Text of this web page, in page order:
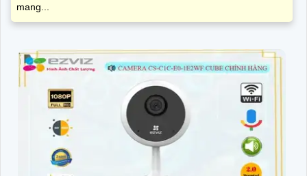
mang...